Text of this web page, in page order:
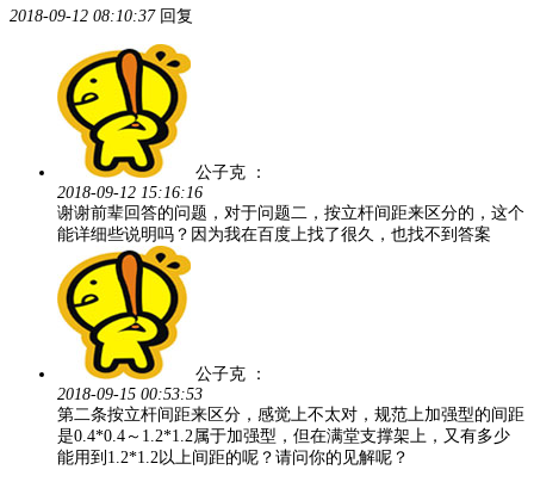
2018-09-12 08:10:37 回复
公子克
：
2018-09-12 15:16:16
谢谢前辈回答的问题，对于问题二，按立杆间距来区分的，这个
能详细些说明吗？因为我在百度上找了很久，也找不到答案
公子克
：
2018-09-15 00:53:53
第二条按立杆间距来区分，感觉上不太对，规范上加强型的间距
是0.4*0.4～1.2*1.2属于加强型，但在满堂支撑架上，又有多少
能用到1.2*1.2以上间距的呢？请问你的见解呢？